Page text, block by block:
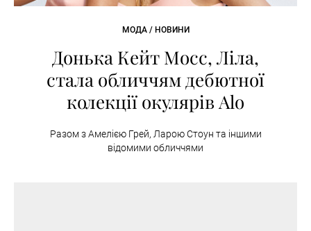
МОДА / НОВИНИ
Донька Кейт Мосс, Ліла,
стала обличчям дебютної
колекції окулярів Alo
Разом з Амелією Грей, Ларою Стоун та іншими
відомими обличчями